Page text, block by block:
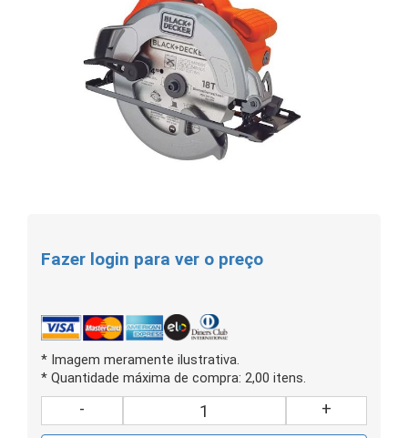
Fazer login para ver o preço
* Imagem meramente ilustrativa.
* Quantidade máxima de compra: 2,00 itens.
- +